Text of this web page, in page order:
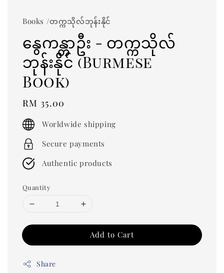
Books /တက္ကသိုလ်ဘုန်းနိုင်
နွေကန္တာဦး - တက္ကသိုလ်
ဘုန်းနိုင် (Burmese
Book)
Regular
price
RM 35.00
Worldwide shipping
Secure payments
Authentic products
Quantity
Add to Cart
Share